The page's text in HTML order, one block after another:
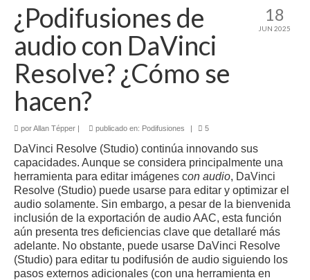
Artículos (todos)
Boletines por correo-e
Glosariocastellano.com
EditorialTecnoTur.com
Contacto (vía TecnoTur)
18
JUN 2025
¿Podifusiones de
audio con DaVinci
Resolve? ¿Cómo se
hacen?
porAllan Tépper | publicado en: Podifusiones | 5
DaVinci Resolve (Studio) continúa innovando sus
capacidades. Aunque se considera principalmente una
herramienta para editar imágenes con audio, DaVinci
Resolve (Studio) puede usarse para editar y optimizar el
audio solamente. Sin embargo, a pesar de la bienvenida
inclusión de la exportación de audio AAC, esta función
aún presenta tres deficiencias clave que detallaré más
adelante. No obstante, puede usarse DaVinci Resolve
(Studio) para editar tu podifusión de audio siguiendo los
pasos externos adicionales (con una herramienta en